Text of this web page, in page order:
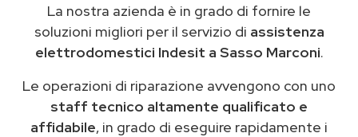
La nostra azienda è in grado di fornire le
soluzioni migliori per il servizio di assistenza
elettrodomestici Indesit a Sasso Marconi.
Le operazioni di riparazione avvengono con uno
staff tecnico altamente qualificato e
affidabile, in grado di eseguire rapidamente i